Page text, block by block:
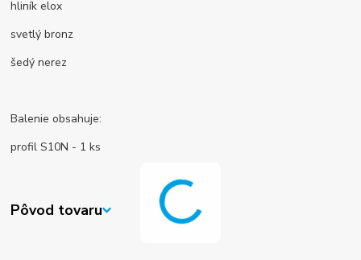
hliník elox
svetlý bronz
šedý nerez
Balenie obsahuje:
profil S10N - 1 ks
Pôvod tovaru